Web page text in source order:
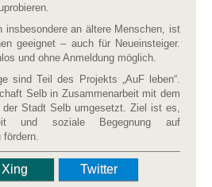
insbesondere an ältere Menschen, ist
geeignet – auch für Neueinsteiger.
und ohne Anmeldung möglich.
sind Teil des Projekts „AuF leben“.
Selb in Zusammenarbeit mit dem
der Stadt Selb umgesetzt. Ziel ist es,
und soziale Begegnung auf
Xing
Twitter